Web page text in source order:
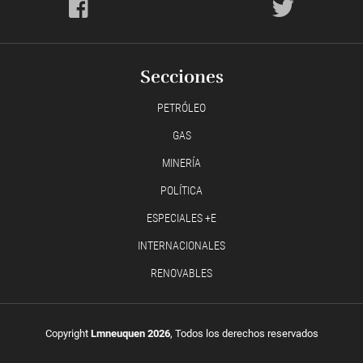
Secciones
PETRÓLEO
GAS
MINERÍA
POLÍTICA
ESPECIALES +E
INTERNACIONALES
RENOVABLES
Copyright Lmneuquen 2026, Todos los derechos reservados